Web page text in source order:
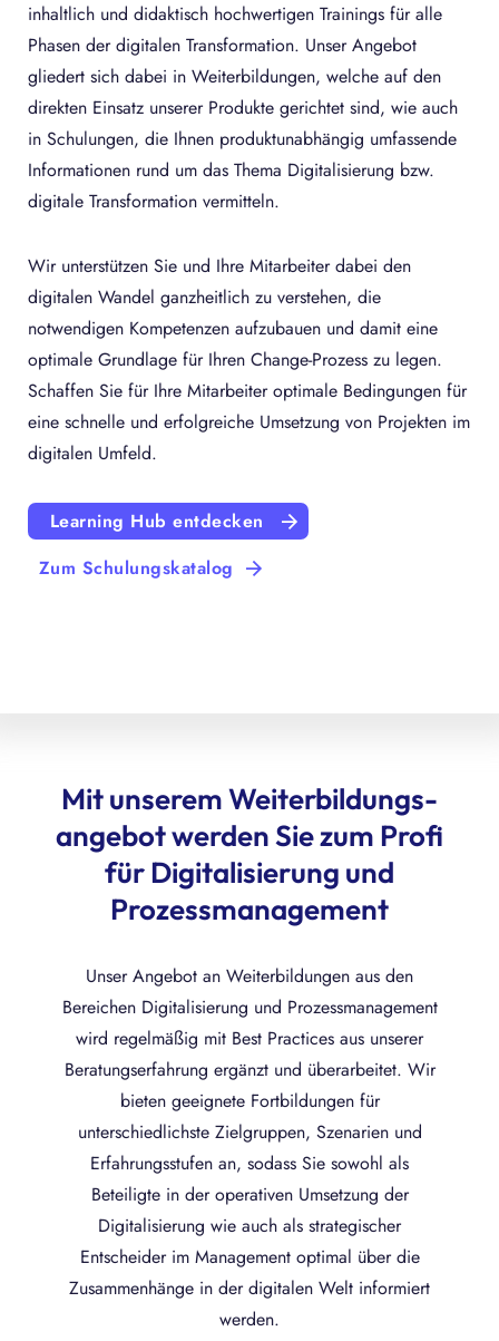
inhaltlich und didaktisch hochwertigen Trainings für alle
Phasen der digitalen Transformation. Unser Angebot
gliedert sich dabei in Weiterbildungen, welche auf den
direkten Einsatz unserer Produkte gerichtet sind, wie auch
in Schulungen, die Ihnen produktunabhängig umfassende
Informationen rund um das Thema Digitalisierung bzw.
digitale Transformation vermitteln.
Wir unterstützen Sie und Ihre Mitarbeiter dabei den
digitalen Wandel ganzheitlich zu verstehen, die
notwendigen Kompetenzen aufzubauen und damit eine
optimale Grundlage für Ihren Change-Prozess zu legen.
Schaffen Sie für Ihre Mitarbeiter optimale Bedingungen für
eine schnelle und erfolgreiche Umsetzung von Projekten im
digitalen Umfeld.
Learning Hub entdecken
Zum Schulungskatalog
Mit unserem Weiterbildungs­
angebot werden Sie zum Profi
für Digitalisierung und
Prozessmanagement
Unser Angebot an Weiterbildungen aus den
Bereichen Digitalisierung und Prozessmanagement
wird regelmäßig mit Best Practices aus unserer
Beratungserfahrung ergänzt und überarbeitet. Wir
bieten geeignete Fortbildungen für
unterschiedlichste Zielgruppen, Szenarien und
Erfahrungsstufen an, sodass Sie sowohl als
Beteiligte in der operativen Umsetzung der
Digitalisierung wie auch als strategischer
Entscheider im Management optimal über die
Zusammenhänge in der digitalen Welt informiert
werden.